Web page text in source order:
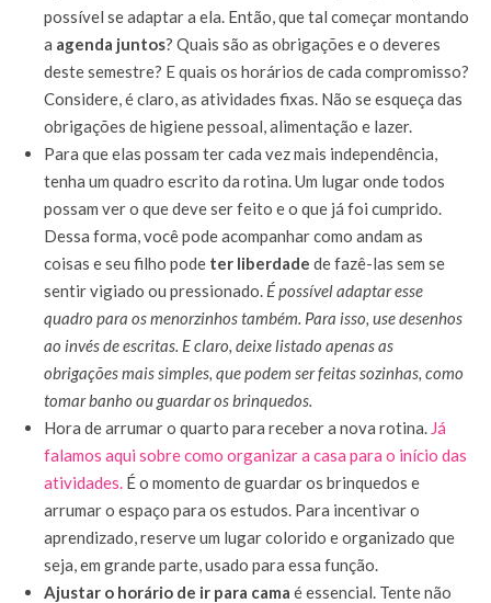
possível se adaptar a ela. Então, que tal começar montando
a agenda juntos? Quais são as obrigações e o deveres
deste semestre? E quais os horários de cada compromisso?
Considere, é claro, as atividades fixas. Não se esqueça das
obrigações de higiene pessoal, alimentação e lazer.
Para que elas possam ter cada vez mais independência,
tenha um quadro escrito da rotina. Um lugar onde todos
possam ver o que deve ser feito e o que já foi cumprido.
Dessa forma, você pode acompanhar como andam as
coisas e seu filho pode ter liberdade de fazê-las sem se
sentir vigiado ou pressionado. É possível adaptar esse
quadro para os menorzinhos também. Para isso, use desenhos
ao invés de escritas. E claro, deixe listado apenas as
obrigações mais simples, que podem ser feitas sozinhas, como
tomar banho ou guardar os brinquedos.
Hora de arrumar o quarto para receber a nova rotina. Já
falamos aqui sobre como organizar a casa para o início das
atividades. É o momento de guardar os brinquedos e
arrumar o espaço para os estudos. Para incentivar o
aprendizado, reserve um lugar colorido e organizado que
seja, em grande parte, usado para essa função.
Ajustar o horário de ir para cama é essencial. Tente não